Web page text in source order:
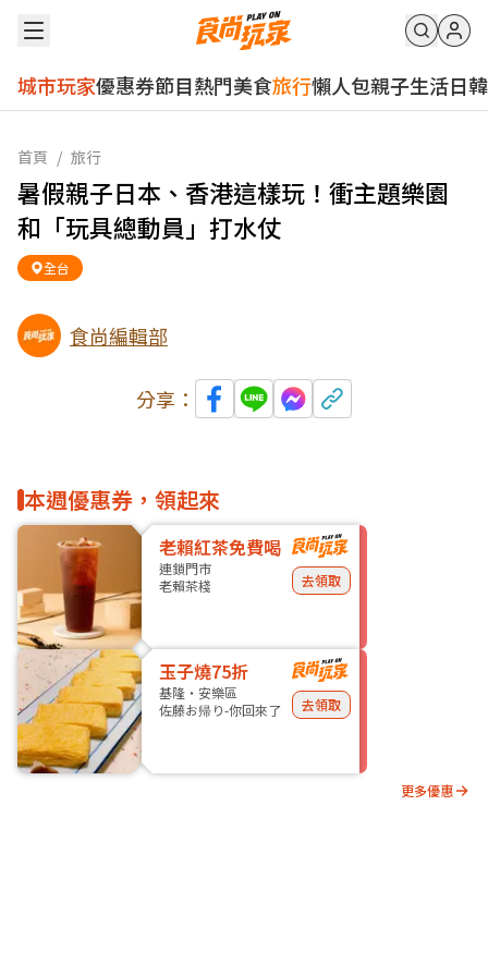
城市玩家優惠券節目熱門美食旅行懶人包親子生活日韓
首頁 / 旅行
暑假親子日本、香港這樣玩！衝主題樂園
和「玩具總動員」打水仗
全台
食尚編輯部
分享：
本週優惠券，領起來
老賴紅茶免費喝
連鎖門市
老賴茶棧
去領取
玉子燒75折
基隆・安樂區
佐藤お帰り-你回來了
去領取
更多優惠